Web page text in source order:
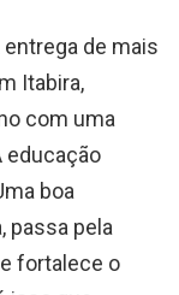
entrega de mais
Itabira,
com uma
educação
boa
passa pela
fortalece o